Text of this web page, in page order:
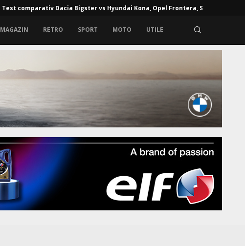
Test comparativ Dacia Bigster vs Hyundai Kona, Opel Frontera, Skoda...
MAGAZIN RETRO SPORT MOTO UTILE